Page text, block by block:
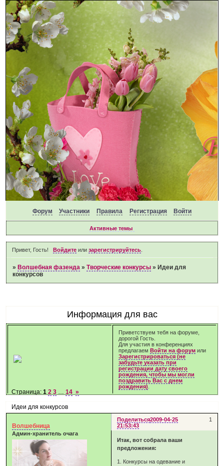
Форум Участники Правила Регистрация Войти
Активные темы
Привет, Гость! Войдитеили зарегистрируйтесь.
» Волшебная фазенда »Творческие конкурсы » Идеи для
конкурсов
Информация для вас
Приветствуем тебя на форуме,
дорогой Гость.
Для участия в конференциях
предлагаемВойти на форум или
Зарегистрироваться (не
забудьте указать при
регистрации дату своего
рождения, чтобы мы могли
поздравить Вас с днем
рождения)
Идеи для конкурсов
Страница:1 2 3 … 14 »
Поделиться 1
2009-04-25
21:53:43
Волшебница
Админ-хранитель очага
Итак, вот собрала ваши
предложения:
1. Конкурсы на одевание и